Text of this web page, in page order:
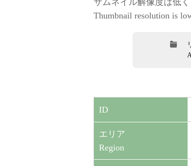
サムネイル解像度は低く
Thumbnail resolution is
ID
エリア
Region